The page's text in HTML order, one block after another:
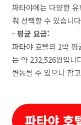
파타야에는 다양한
춰 선택할 수 있습니
- 평균 요금:
파타야 호텔의 1박
는 약 232,526원입니
변동될 수 있으니 참